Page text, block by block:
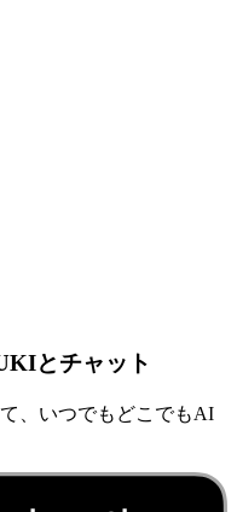
とチャット
、いつでもどこでもAI